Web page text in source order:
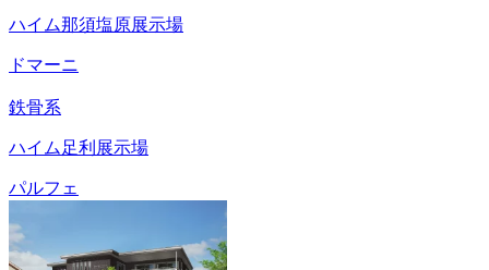
ハイム那須塩原展示場
ドマーニ
鉄骨系
ハイム足利展示場
パルフェ